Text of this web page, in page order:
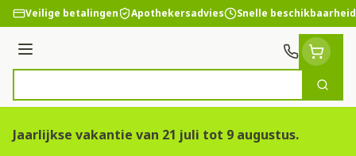
Ga naar de inhoud
Veilige betalingen Apothekersadvies Snelle beschikbaarheid
Menu
Zoek
Jaarlijkse vakantie van 21 juli tot 9 augustus.